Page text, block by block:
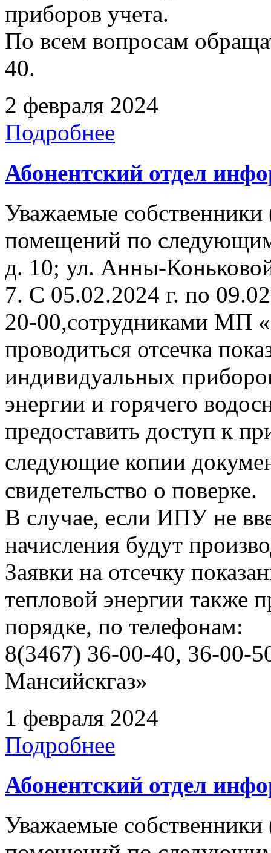
приборов учета.
По всем вопросам
40.
2 февраля 2024
Подробнее
Абонентский отдел
Уважаемые
помещений по
д. 10; ул. Анны-
7. C 05.02.2024 г. по
20-00,сотрудниками МП
проводиться отсечка
индивидуальных
энергии и горячего
предоставить доступ к
следующие копии
свидетельство о поверке.
В случае, если ИПУ не
начисления будут
Заявки на отсечку
тепловой энергии также
порядке, по телефонам:
8(3467) 36-00-40, 36-
Мансийскгаз»
1 февраля 2024
Подробнее
Абонентский отдел
Уважаемые